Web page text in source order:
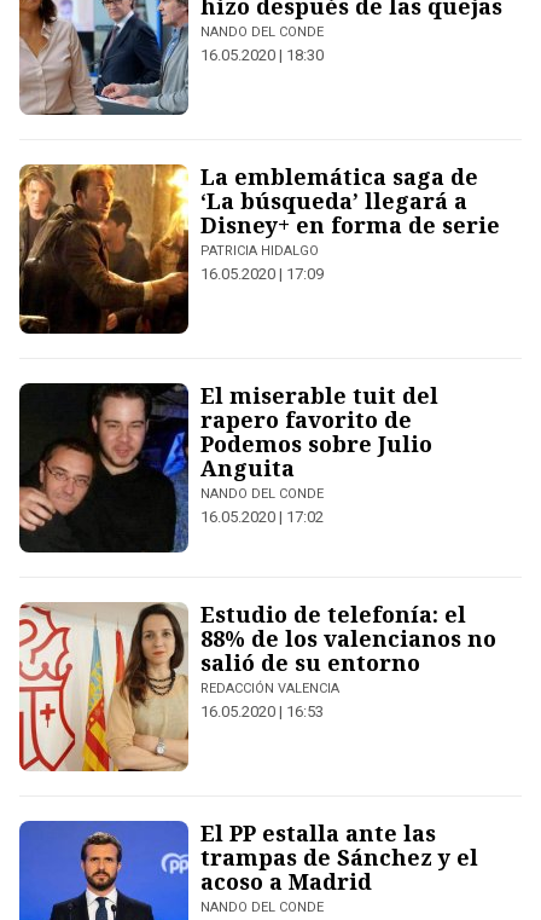
hizo después de las quejas
NANDO DEL CONDE
16.05.2020 | 18:30
La emblemática saga de
‘La búsqueda’ llegará a
Disney+ en forma de serie
PATRICIA HIDALGO
16.05.2020 | 17:09
El miserable tuit del
rapero favorito de
Podemos sobre Julio
Anguita
NANDO DEL CONDE
16.05.2020 | 17:02
Estudio de telefonía: el
88% de los valencianos no
salió de su entorno
REDACCIÓN VALENCIA
16.05.2020 | 16:53
El PP estalla ante las
trampas de Sánchez y el
acoso a Madrid
NANDO DEL CONDE